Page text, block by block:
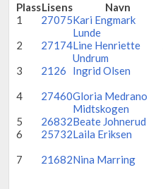
PlassLisens Navn
1
27075Kari Engmark
Lunde
2
27174Line Henriette
Undrum
3
2126 Ingrid Olsen
4
27460Gloria Medrano
Midtskogen
5
26832Beate Johnerud
6
25732Laila Eriksen
7
21682Nina Marring